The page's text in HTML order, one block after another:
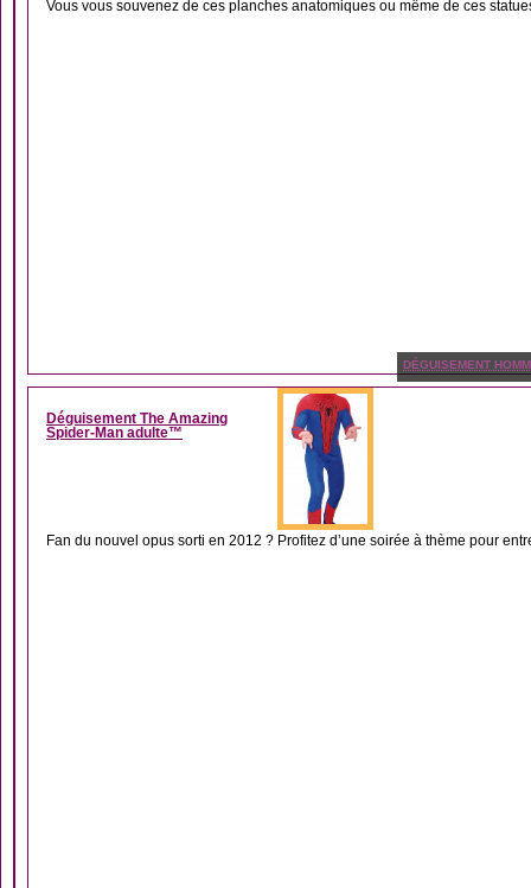
Vous vous souvenez de ces planches anatomiques ou même de ces
DÉGUISEMENT
Déguisement The Amazing
Spider-Man adulte™
Fan du nouvel opus sorti en 2012 ? Profitez d’une soirée à thème pour